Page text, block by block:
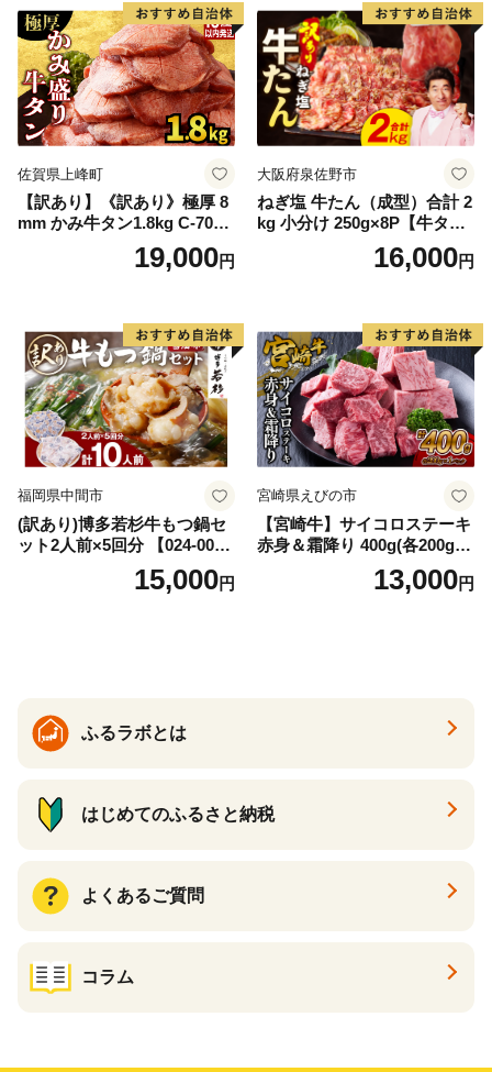
厚切り タン
佐賀県上峰町
【訳あり】《訳あり》極厚 8
mm かみ牛タン1.8kg C-709-
19,000円
大阪府泉佐野市
ねぎ塩 牛たん（成型）合計 2
kg 小分け 250g×8P【牛タン
牛肉 焼肉用 薄切り 訳あり サ
16,000円
福岡県中間市
(訳あり)博多若杉牛もつ鍋セ
ット2人前×5回分 【024-002
15,000円
宮崎県えびの市
【宮崎牛】サイコロステーキ
赤身＆霜降り 400g(各200g×
１P 計2P) 真空パック 冷凍
13,000円
ふるラボとは
はじめてのふるさと納税
よくあるご質問
コラム